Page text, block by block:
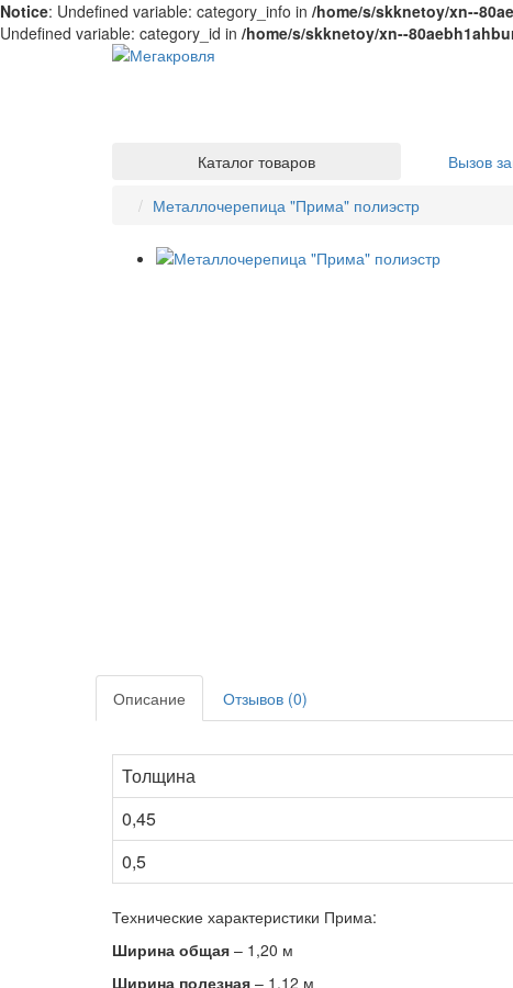
Notice: Undefined variable: category_info in /home/s/skknetoy/xn--
Undefined variable: category_id in /home/s/skknetoy/xn--
Каталог товаров Вызов
Металлочерепица "Прима" полиэстр
Описание
Отзывов (0)
Толщина
0,45
0,5
Технические характеристики Прима:
Ширина общая – 1,20 м
Ширина полезная – 1,12 м